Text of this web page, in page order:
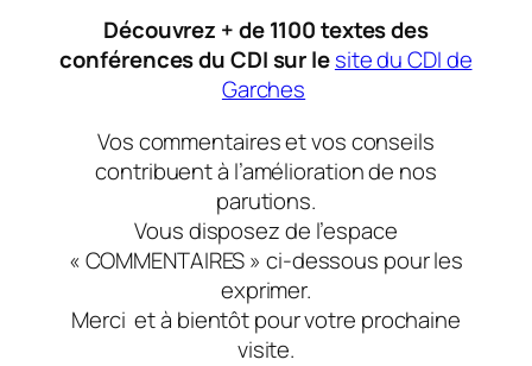
Découvrez + de 1100 textes des
conférences du CDI sur lesite du CDI de
Garches
Vos commentaires et vos conseils
contribuent à l’amélioration de nos
parutions.
Vous disposez de l’espace
« COMMENTAIRES » ci-dessous pour les
exprimer.
Merci et à bientôt pour votre prochaine
visite.